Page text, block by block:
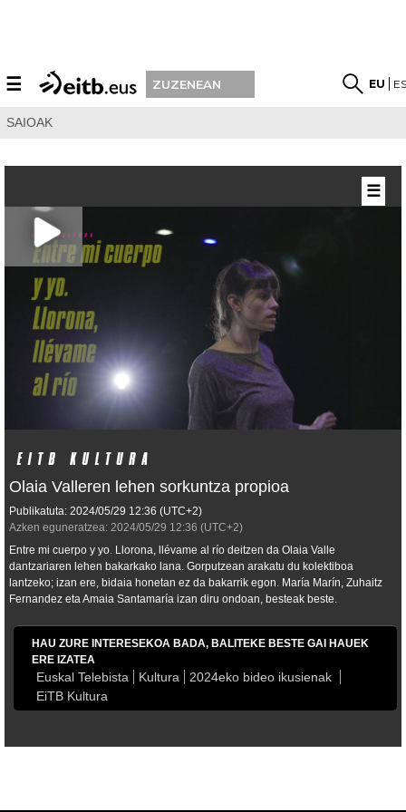
☰ ZUZENEAN EU
SAIOAK
Olaia Valleren lehen sorkuntza propioa
Publikatuta: 2024/05/29 12:36 (UTC+2)
Azken eguneratzea: 2024/05/29 12:36 (UTC+2)
Entre mi cuerpo y yo. Llorona, llévame al río deitzen da Olaia Valle
dantzariaren lehen bakarkako lana. Gorputzean arakatu du kolektiboa
lantzeko; izan ere, bidaia honetan ez da bakarrik egon. María Marín, Zuhaitz
Fernandez eta Amaia Santamaría izan diru ondoan, besteak beste.
HAU ZURE INTERESEKOA BADA, BALITEKE BESTE GAI HAUEK
ERE IZATEA
Euskal Telebista Kultura
2024eko bideo ikusienak
EiTB Kultura
☰